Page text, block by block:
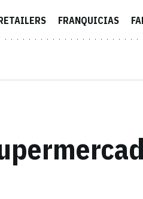
FRANQUICIAS